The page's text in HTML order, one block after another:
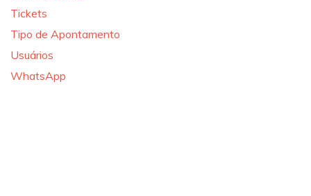
Tickets
Tipo de Apontamento
Usuários
WhatsApp